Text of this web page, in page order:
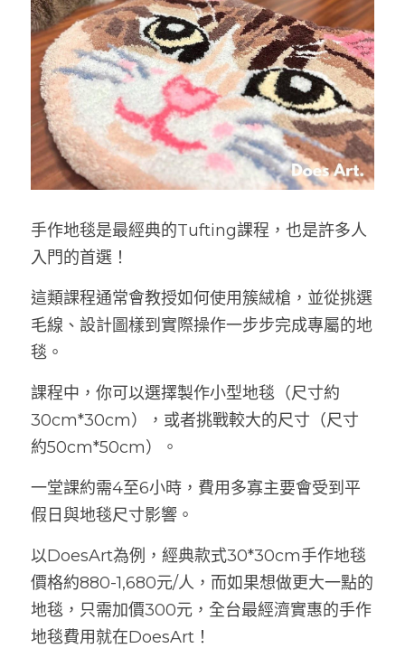
手作地毯是最經典的Tufting課程，也是許多人
入門的首選！
這類課程通常會教授如何使用簇絨槍，並從挑選
毛線、設計圖樣到實際操作一步步完成專屬的地
毯。
課程中，你可以選擇製作小型地毯（尺寸約
30cm*30cm），或者挑戰較大的尺寸（尺寸
約50cm*50cm）。
一堂課約需4至6小時，費用多寡主要會受到平
假日與地毯尺寸影響。
以DoesArt為例，經典款式30*30cm手作地毯
價格約880-1,680元/人，而如果想做更大一點的
地毯，只需加價300元，全台最經濟實惠的手作
地毯費用就在DoesArt！